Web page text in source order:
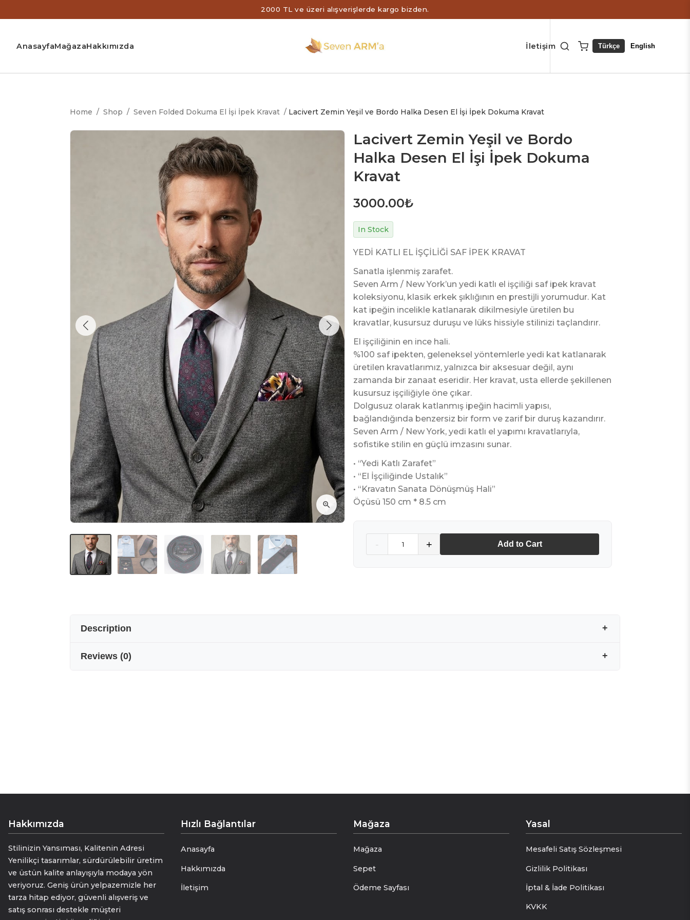
2000 TL ve üzeri alışverişlerde kargo bizden.
AnasayfaMağazaHakkımızda İletişim Türkçe English
Home / Shop / Seven Folded Dokuma El İşi İpek Kravat / Lacivert Zemin Yeşil ve Bordo Halka Desen El İşi İpek Dokuma Kravat
Lacivert Zemin Yeşil ve Bordo
Halka Desen El İşi İpek Dokuma
Kravat
3000.00₺
In Stock
YEDİ KATLI EL İŞÇİLİĞİ SAF İPEK KRAVAT
Sanatla işlenmiş zarafet.
Seven Arm / New York’un yedi katlı el işçiliği saf ipek kravat
koleksiyonu, klasik erkek şıklığının en prestijli yorumudur. Kat
kat ipeğin incelikle katlanarak dikilmesiyle üretilen bu
kravatlar, kusursuz duruşu ve lüks hissiyle stilinizi taçlandırır.
El işçiliğinin en ince hali.
%100 saf ipekten, geleneksel yöntemlerle yedi kat katlanarak
üretilen kravatlarımız, yalnızca bir aksesuar değil, aynı
zamanda bir zanaat eseridir. Her kravat, usta ellerde şekillenen
kusursuz işçiliğiyle öne çıkar.
Dolgusuz olarak katlanmış ipeğin hacimli yapısı,
bağlandığında benzersiz bir form ve zarif bir duruş kazandırır.
Seven Arm / New York, yedi katlı el yapımı kravatlarıyla,
sofistike stilin en güçlü imzasını sunar.
• “Yedi Katlı Zarafet”
• “El İşçiliğinde Ustalık”
• “Kravatın Sanata Dönüşmüş Hali”
Öçüsü 150 cm * 8.5 cm
- + Add to Cart
Description
YEDİ KATLI EL İŞÇİLİĞİ SAF İPEK KRAVAT
• “Kravatın Sanata Dönüşmüş Hali”
Reviews (0)
Hakkımızda
Stilinizin Yansıması, Kalitenin Adresi
Yenilikçi tasarımlar, sürdürülebilir üretim
ve üstün kalite anlayışıyla modaya yön
veriyoruz. Geniş ürün yelpazemizle her
tarza hitap ediyor, güvenli alışveriş ve
satış sonrası destekle müşteri
Hızlı Bağlantılar
Anasayfa
Hakkımızda
İletişim
Mağaza
Mağaza
Sepet
Ödeme Sayfası
Yasal
Mesafeli Satış Sözleşmesi
Gizlilik Politikası
İptal & İade Politikası
KVKK